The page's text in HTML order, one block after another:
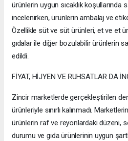
ürünlerin uygun sıcaklık koşullarında
incelenirken, ürünlerin ambalaj ve
Özellikle süt ve süt ürünleri, et ve et
gıdalar ile diğer bozulabilir ürünlerin
edildi.
FİYAT, HİJYEN VE RUHSATLAR DA
Zincir marketlerde gerçekleştirilen
ürünleriyle sınırlı kalınmadı.
ürünlerin raf ve reyonlardaki düzeni,
durumu ve gıda ürünlerinin uygun